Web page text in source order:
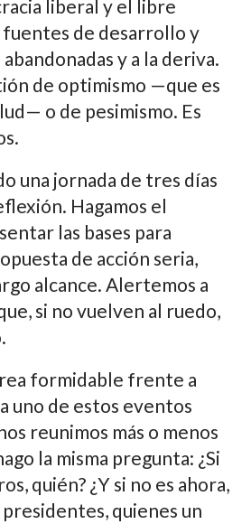
liberal y el libre
fuentes de desarrollo y
y a la deriva.
de optimismo —que es
o de pesimismo. Es
una jornada de tres días
Hagamos el
las bases para
de acción seria,
alcance. Alertemos a
si no vuelven al ruedo,
formidable frente a
uno de estos eventos
reunimos más o menos
la misma pregunta: ¿Si
quién? ¿Y si no es ahora,
presidentes, quienes un